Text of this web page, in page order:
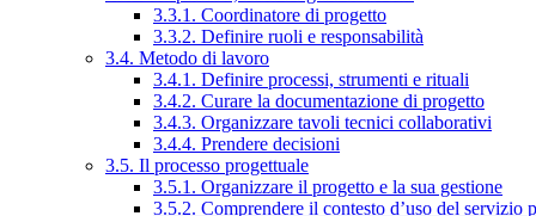
3.3.1. Coordinatore di progetto
3.3.2. Definire ruoli e responsabilità
3.4. Metodo di lavoro
3.4.1. Definire processi, strumenti e rituali
3.4.2. Curare la documentazione di progetto
3.4.3. Organizzare tavoli tecnici collaborativi
3.4.4. Prendere decisioni
3.5. Il processo progettuale
3.5.1. Organizzare il progetto e la sua gestione
3.5.2. Comprendere il contesto d’uso del servizio